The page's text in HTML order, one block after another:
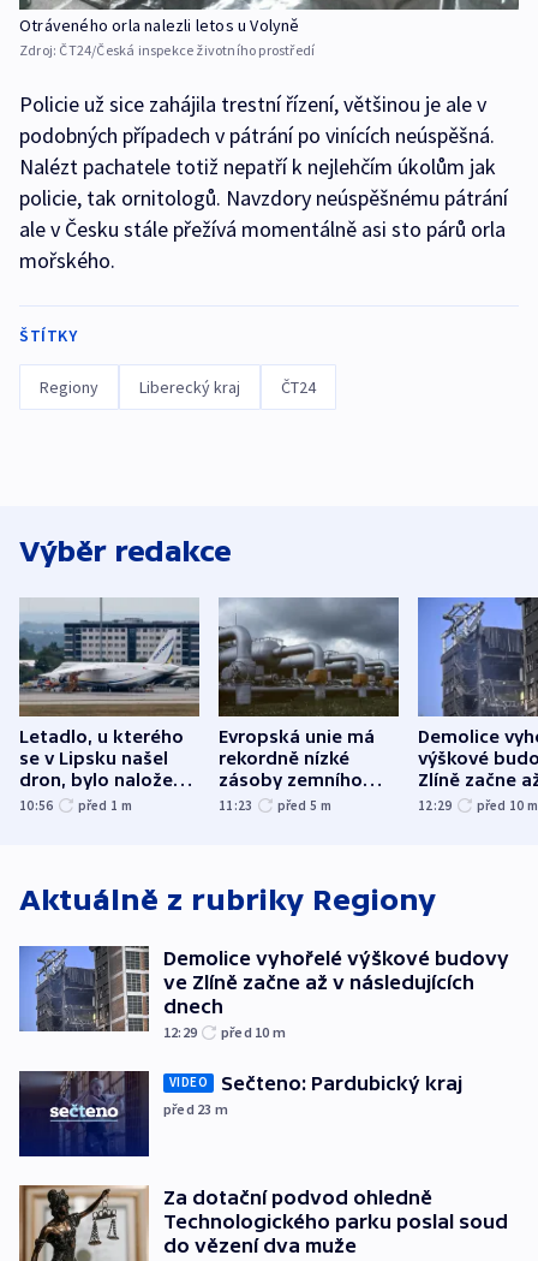
Otráveného orla nalezli letos u Volyně
Zdroj: ČT24/Česká inspekce životního prostředí
Policie už sice zahájila trestní řízení, většinou je ale v
podobných případech v pátrání po vinících neúspěšná.
Nalézt pachatele totiž nepatří k nejlehčím úkolům jak
policie, tak ornitologů. Navzdory neúspěšnému pátrání
ale v Česku stále přežívá momentálně asi sto párů orla
mořského.
ŠTÍTKY
Regiony Liberecký kraj ČT24
Výběr redakce
Letadlo, u kterého
se v Lipsku našel
dron, bylo naložené
municí, píší média
10:56 před 1 m
Evropská unie má
rekordně nízké
zásoby zemního
plynu
11:23 před 5 m
Demolice
výškové
Zlíně začne
následujících
12:29 před 10 m
Aktuálně z rubriky Regiony
Demolice vyhořelé výškové budovy
ve Zlíně začne až v následujících
dnech
12:29 před 10 m
VIDEO Sečteno: Pardubický kraj
před 23 m
Za dotační podvod ohledně
Technologického parku poslal soud
do vězení dva muže